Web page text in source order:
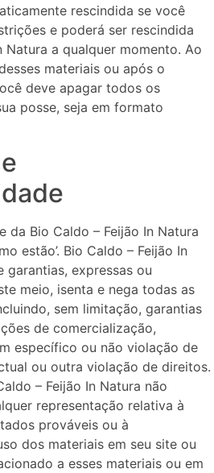
rescindida se você
e poderá ser rescindida
Natura a qualquer momento. Ao
materiais ou após o
deve apagar todos os
posse, seja em formato
da Bio Caldo – Feijão In Natura
estão’. Bio Caldo – Feijão In
garantias, expressas ou
meio, isenta e nega todas as
sem limitação, garantias
de comercialização,
específico ou não violação de
ou outra violação de direitos.
– Feijão In Natura não
representação relativa à
prováveis ​​ou à
dos materiais em seu site ou
a esses materiais ou em